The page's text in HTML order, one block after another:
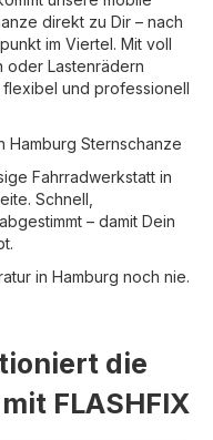
direkt zu Dir – nach
im Viertel. Mit voll
oder Lastenrädern
und professionell
Hamburg Sternschanze
Fahrradwerkstatt in
Schnell,
– damit Dein
in Hamburg noch nie.
die
FLASHFIX